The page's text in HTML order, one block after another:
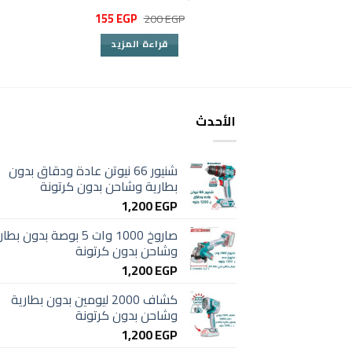
200EGP السعر
الأصلي
هو:
200 EGP.
155EGP السعر
قراءة المزيد
الأحدث
شنيور 66 نيوتن عادة ودقاق بدون
بطارية وشاحن بدون كرتونة
1,200EGP
صاروخ 1000 وات 5 بوصة بدون
وشاحن بدون كرتونة
1,200EGP
كشاف 2000 ليومين بدون بطارية
وشاحن بدون كرتونة
1,200EGP